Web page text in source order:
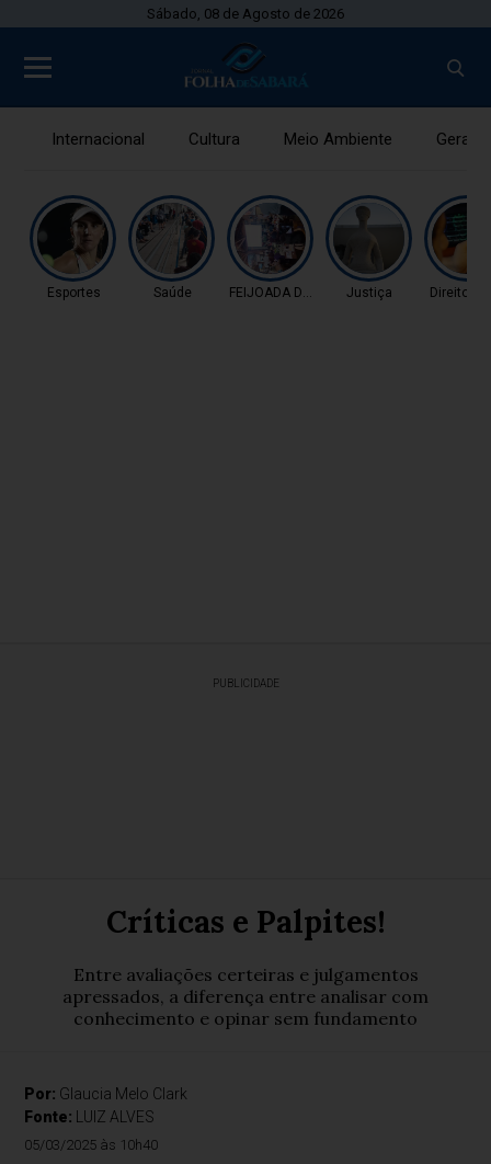
Sábado, 08 de Agosto de 2026
Internacional Cultura Meio Ambiente Gerais
Esportes Saúde FEIJOADA DA PROPAGAN
Justiça Direitos
PUBLICIDADE
Críticas e Palpites!
Entre avaliações certeiras e julgamentos
apressados, a diferença entre analisar com
conhecimento e opinar sem fundamento
Por: Glaucia Melo Clark
Fonte:
LUIZ ALVES
05/03/2025 às 10h40